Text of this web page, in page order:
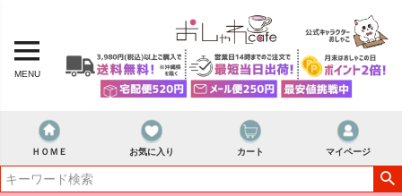
MENU
ＨＯＭＥ お気に入り カート マイページ